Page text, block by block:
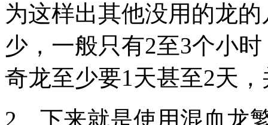
为这样出其他没用的龙
少，一般只有2至3个小
奇龙至少要1天甚至2天
2、下来就是使用混血龙